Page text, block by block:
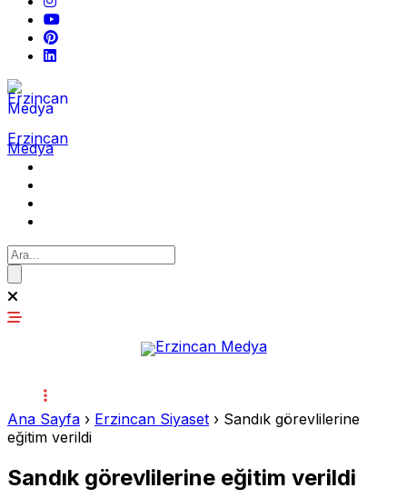
Erzincan
Medya
Ana Sayfa › Erzincan Siyaset › Sandık görevlilerine
eğitim verildi
Sandık görevlilerine eğitim verildi